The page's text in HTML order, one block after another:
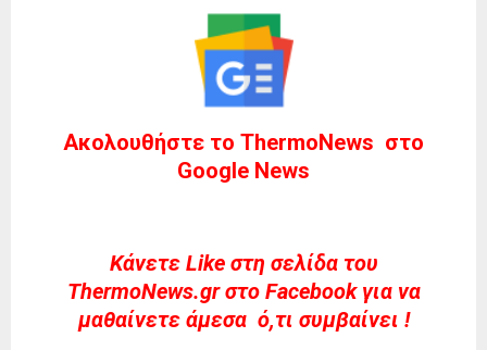
Ακολουθήστε το ThermoNews στο
Google News
Kάνετε Like στη σελίδα του
ThermoNews.gr στο Facebook για να
μαθαίνετε άμεσα ό,τι συμβαίνει !